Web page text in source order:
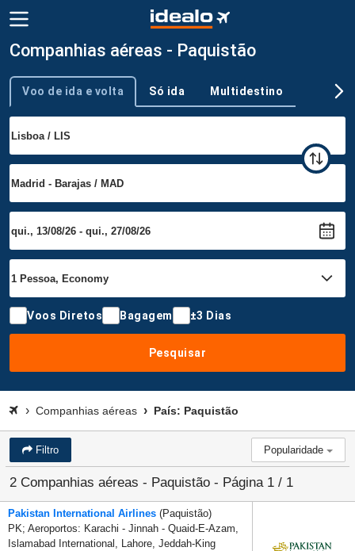
Companhias aéreas - Paquistão
Tipo de viagem
Voo de ida e volta Só ida Multidestino
Voos Diretos Bagagem ±3 Dias
Pesquisar
Companhias aéreas País: Paquistão
Filtro Popularidade
2 Companhias aéreas - Paquistão - Página 1 / 1
Pakistan International Airlines (Paquistão)
PK; Aeroportos: Karachi - Jinnah - Quaid-E-Azam,
Islamabad International, Lahore, Jeddah-King